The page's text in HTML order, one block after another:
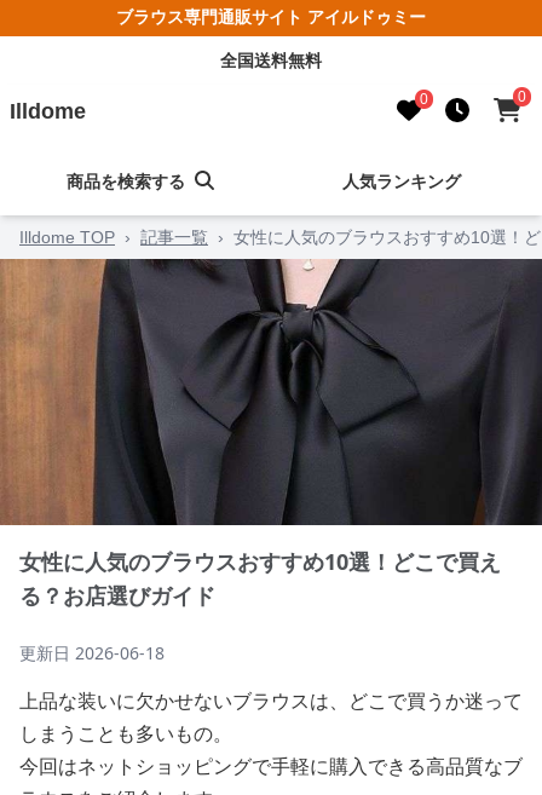
ブラウス専門通販サイト アイルドゥミー
全国送料無料
Illdome 0 0
商品を検索する 人気ランキング
Illdome TOP › 記事一覧 › 女性に人気のブラウスおすすめ10選！
女性に人気のブラウスおすすめ10選！どこで買え
る？お店選びガイド
更新日 2026-06-18
上品な装いに欠かせないブラウスは、どこで買うか迷って
しまうことも多いもの。
今回はネットショッピングで手軽に購入できる高品質なブ